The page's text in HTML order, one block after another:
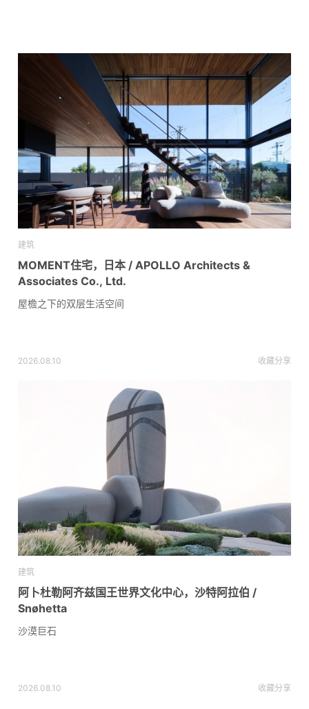
建筑
MOMENT住宅，日本 / APOLLO Architects &
Associates Co., Ltd.
屋檐之下的双层生活空间
2026.08.10 收藏分享
建筑
阿卜杜勒阿齐兹国王世界文化中心，沙特阿拉伯 /
Snøhetta
沙漠巨石
2026.08.10 收藏分享